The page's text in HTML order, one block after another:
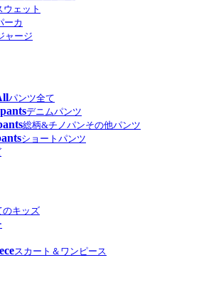
ウェット
ーカ
ャージ
パンツ全て
デニムパンツ
総柄&チノパンその他パンツ
ショートパンツ
のキッズ
スカート＆ワンピース